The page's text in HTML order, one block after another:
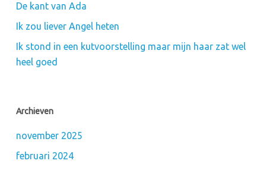
De kant van Ada
Ik zou liever Angel heten
Ik stond in een kutvoorstelling maar mijn haar zat wel
heel goed
Archieven
november 2025
februari 2024